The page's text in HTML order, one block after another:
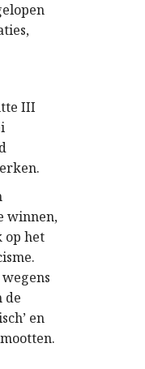
III
winnen,
op het
de
en